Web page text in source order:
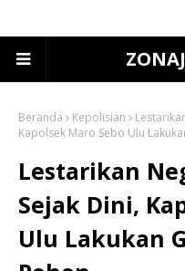
Beranda Kepolisian
Kapolsek Maro Sebo Ulu
Lestarikan
Sejak Dini,
Ulu Lakukan